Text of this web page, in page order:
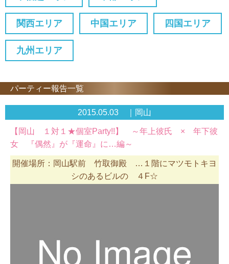
関西エリア 中国エリア 四国エリア
九州エリア
パーティー報告一覧
2015.05.03 ｜岡山
【岡山 １対１★個室Party!!】 ～年上彼氏 × 年下彼
女 『偶然』が『運命』に…編～
開催場所：岡山駅前 竹取御殿 …１階にマツモトキヨ
シのあるビルの ４F☆